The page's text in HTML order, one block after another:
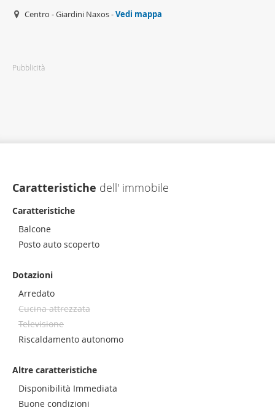
Pubblicità
Centro - Giardini Naxos -Vedi mappa
Caratteristiche dell' immobile
Caratteristiche
Balcone
Posto auto scoperto
Dotazioni
Arredato
Cucina attrezzata
Televisione
Riscaldamento autonomo
Altre caratteristiche
Disponibilità Immediata
Buone condizioni